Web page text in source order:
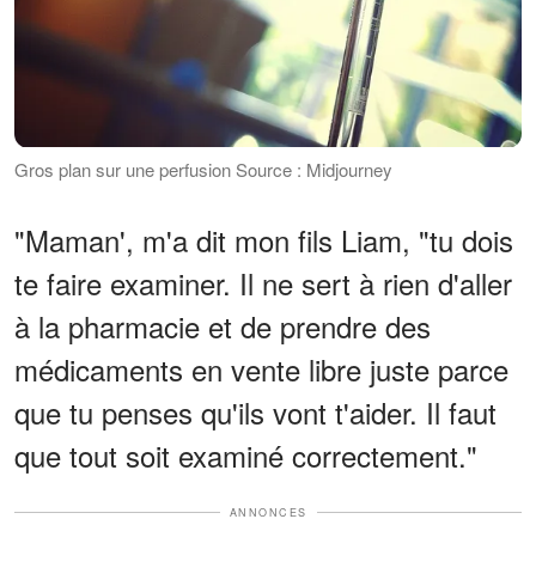
Gros plan sur une perfusion Source : Midjourney
"Maman', m'a dit mon fils Liam, "tu dois
te faire examiner. Il ne sert à rien d'aller
à la pharmacie et de prendre des
médicaments en vente libre juste parce
que tu penses qu'ils vont t'aider. Il faut
que tout soit examiné correctement."
ANNONCES